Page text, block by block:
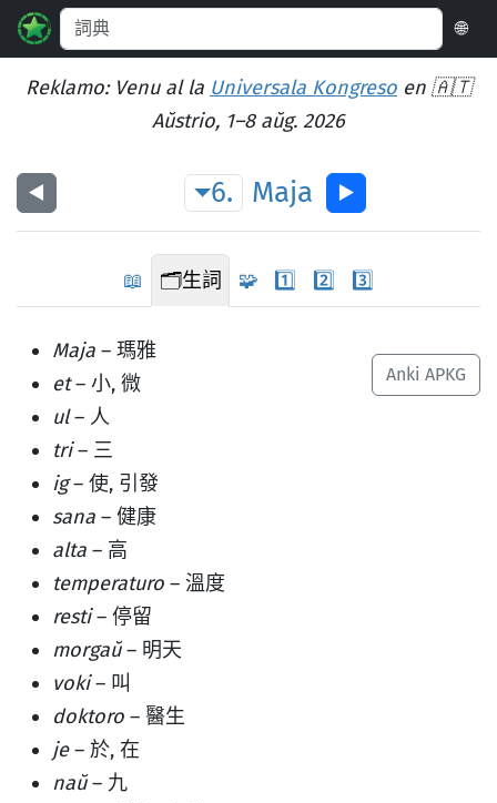
🌐
Reklamo: Venu al la Universala Kongreso en 🇦🇹
Aŭstrio, 1–8 aŭg. 2026
◀︎ 6. Maja ▶︎
📖 🗂️生詞 🧩 1️⃣ 2️⃣ 3️⃣
Anki APKG
Maja – 瑪雅
et– 小, 微
ul– 人
tri– 三
ig– 使, 引發
sana – 健康
alta – 高
temperaturo – 溫度
resti– 停留
morgaŭ– 明天
voki– 叫
doktoro – 醫生
je– 於, 在
naŭ– 九